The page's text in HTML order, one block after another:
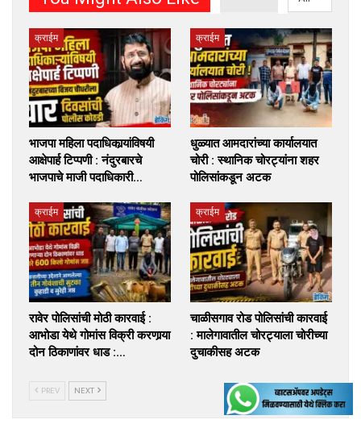
क्राईम
भाजपा महिला पदाधिकार्‍यांविषयी
आक्षेपार्ह टिप्पणी : नंदुरबारचे
भाजपाचे माजी पदाधिकारी…
क्राईम
धुळ्यात आमदारांच्या कार्यालयात
चोरी : स्थानिक चोरट्यांना शहर
पोलिसांकडून अटक
क्राईम
रावेर पोलिसांची मोठी कारवाई :
आभोडा येथे गोमांस विक्री करणार्‍या
दोन ठिकाणांवर धाड :…
क्राईम
चाळीसगाव रोड पोलिसांची कारवाई
: मालेगावातील चोरट्याला चोरीच्या
दुचाकीसह अटक
PREV NEXT